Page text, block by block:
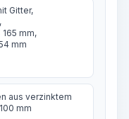
Gitter,
mm,
mm
aus verzinktem
mm